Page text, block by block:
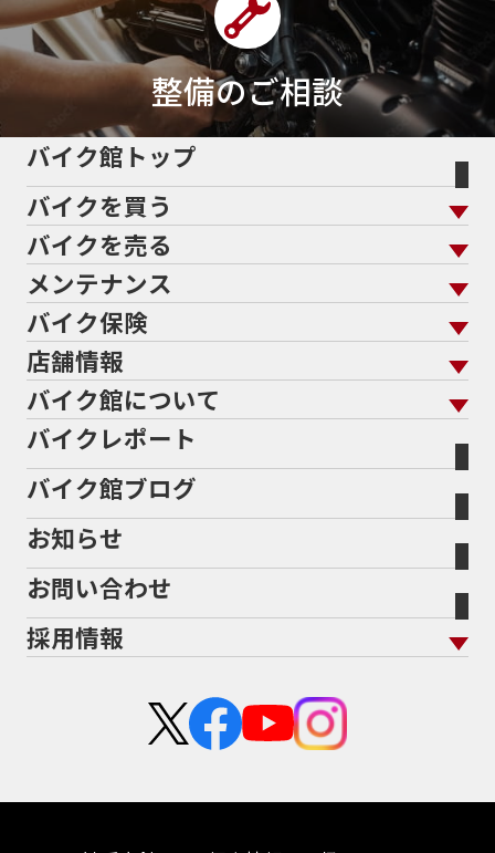
整備のご相談
バイク館トップ
バイクを買う
バイクを買う トップ
バイクを探す
メーカーから探す
色から探す
スタイルから探す
排気量から探す
地域から探す
走行距離から探す
中古車から探す
バイクを売る
バイクを売る トップ
バイク館買取の強み
バイクを高く売るコツ
バイク買取の流れ
全国展開の強み
よくあるご質問
バイク買取強化車両
メーカー別買取相場・
ヤマハ
ホンダ
スズキ
ハーレーダビッドソン
ドゥカティ
トライアンフ
アプリリア
KTM
モトグッツイ
MVアグスタ
他海外ﾒｰｶｰ
メンテナンス
メンテナンス トップ
バイク点検
バイク車検
Bikeep
プロテクションフィルム
バイク保険
バイク保険 トップ
自賠責保険
任意保険
バイク保険無料見積り（現在未加入の方）
バイク保険無料見積り（他社でご加入の方）
盗難保険
店舗情報
店舗情報 トップ
北海道
宮城
福島
茨城
栃木
兵庫
バイク館について
バイク館について トップ
バイク館が選ばれる理由
会社概要
沿革
二輪公正取引協議会加盟店
バイクレポート
バイク館ブログ
お知らせ
お問い合わせ
採用情報
中途採用・アルバイト